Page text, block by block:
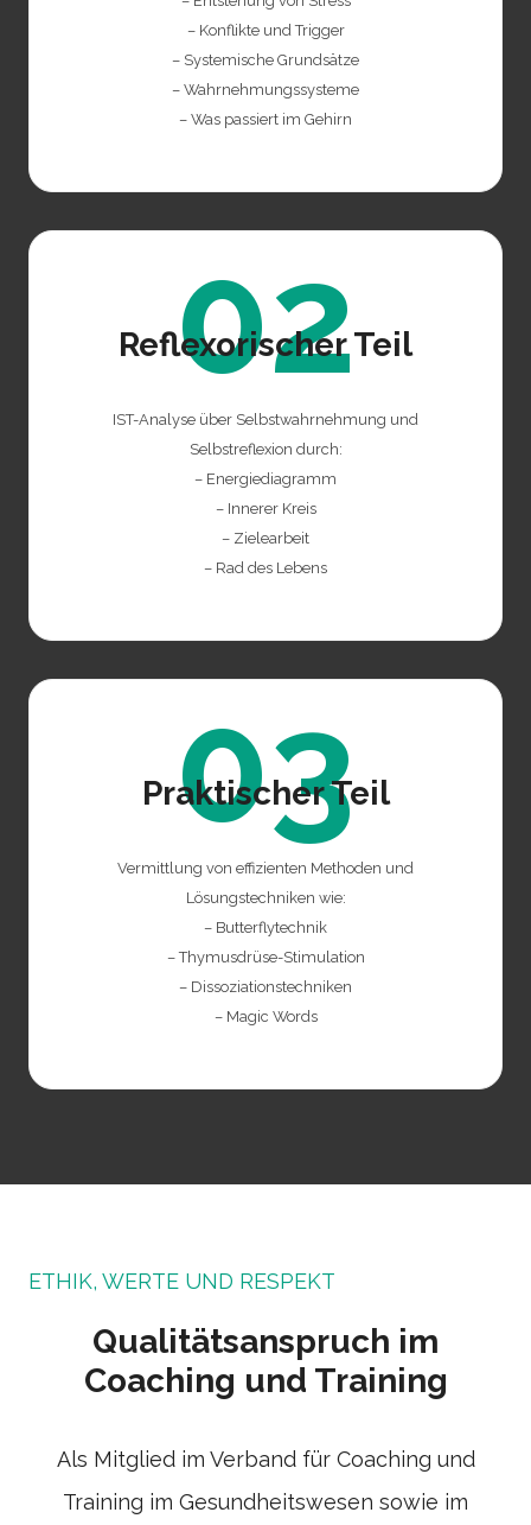
– Konflikte und Trigger
– Systemische Grundsätze
– Wahrnehmungssysteme
– Was passiert im Gehirn
02
Reflexorischer Teil
IST-Analyse über Selbstwahrnehmung und
Selbstreflexion durch:
– Energiediagramm
– Innerer Kreis
– Zielearbeit
– Rad des Lebens
03
Praktischer Teil
Vermittlung von effizienten Methoden und
Lösungstechniken wie:
– Butterflytechnik
– Thymusdrüse-Stimulation
– Dissoziationstechniken
– Magic Words
ETHIK, WERTE UND RESPEKT
Qualitätsanspruch im
Coaching und Training
Als Mitglied im Verband für Coaching und
Training im Gesundheitswesen sowie im